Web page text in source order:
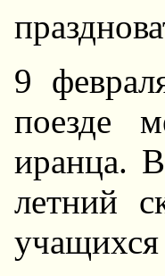
9
поезде
иранца.
летний